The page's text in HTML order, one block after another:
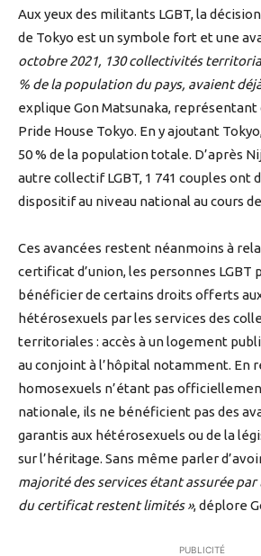
Aux yeux des militants LGBT, la
de Tokyo est un symbole fort et une
octobre 2021, 130 collectivités
% de la population du pays, avaient
explique Gon Matsunaka, représentant
Pride House Tokyo. En y ajoutant
50 % de la population totale. D’après
autre collectif LGBT, 1 741 couples ont
dispositif au niveau national au cours
Ces avancées restent néanmoins à
certificat d’union, les personnes LGBT
bénéficier de certains droits offerts
hétérosexuels par les services des
territoriales : accès à un logement
au conjoint à l’hôpital notamment. En
homosexuels n’étant pas
nationale, ils ne bénéficient pas des
garantis aux hétérosexuels ou de la
sur l’héritage. Sans même parler
majorité des services étant assurée par
du certificat restent limités », déplore
PUBLICITÉ